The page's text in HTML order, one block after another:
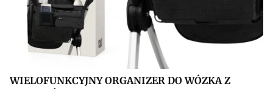
WIELOFUNKCYJNY ORGANIZER DO WÓZKA Z